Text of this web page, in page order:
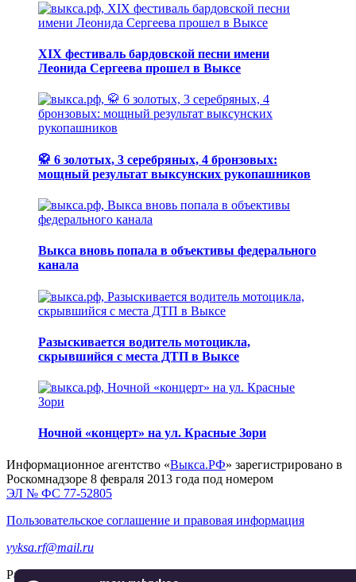
XIX фестиваль бардовской песни имени
Леонида Сергеева прошел в Выксе
🥋 6 золотых, 3 серебряных, 4 бронзовых:
мощный результат выксунских рукопашников
Выкса вновь попала в объективы федерального
канала
Разыскивается водитель мотоцикла,
скрывшийся с места ДТП в Выксе
Ночной «концерт» на ул. Красные Зори
Информационное агентство «Выкса.РФ» зарегистрировано в
Роскомнадзоре 8 февраля 2013 года под номером
ЭЛ № ФС 77-52805
Пользовательское соглашение и правовая информация
vyksa.rf@mail.ru
Разработка и продвижение —